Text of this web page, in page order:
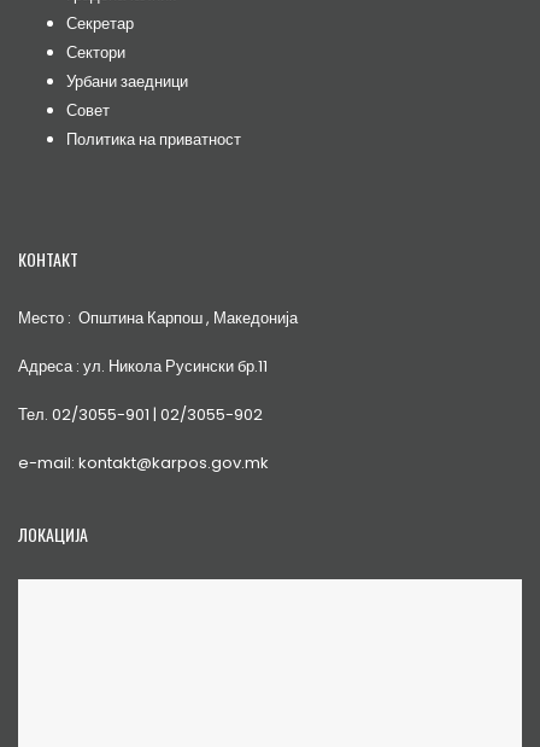
Секретар
Сектори
Урбани заедници
Совет
Политика на приватност
КОНТАКТ
Место : Општина Карпош , Македонија
Адреса : ул. Никола Русински бр.11
Тел. 02/3055-901 | 02/3055-902
e-mail: kontakt@karpos.gov.mk
ЛОКАЦИЈА